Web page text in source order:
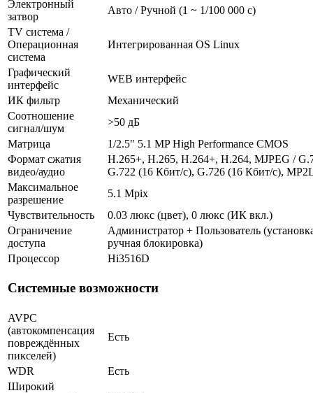
Электронный
затвор
Авто / Ручной (1 ~ 1/100 000 с)
TV система /
Операционная
система
Интегрированная OS Linux
Графический
интерфейс
WEB интерфейс
ИК фильтр
Механический
Соотношение
сигнал/шум
>50 дБ
Матрица
1/2.5" 5.1 MP High Performance CMOS
Формат сжатия
видео/аудио
H.265+, H.265, H.264+, H.264, MJPEG /
G.722 (16 Кбит/с), G.726 (16 Кбит/с),
Максимальное
разрешение
5.1 Mpix
Чувствительность
0.03 люкс (цвет), 0 люкс (ИК вкл.)
Ограничение
доступа
Администратор + Пользователь
ручная блокировка)
Процессор
Hi3516D
Системные возможности
AVPC
(автокомпенсация
повреждённых
пикселей)
Есть
WDR
Есть
Широкий